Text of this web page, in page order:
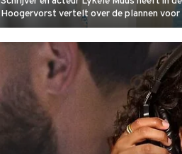
Hoogervorst vertelt over de plannen voor
Dertigers. 'Iedereen heeft daar wel oren